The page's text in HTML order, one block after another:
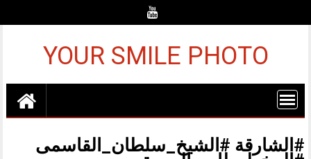
YOUR SMILE PHOTO
#الشارقة #الشيخ_سلطان_القاسمى